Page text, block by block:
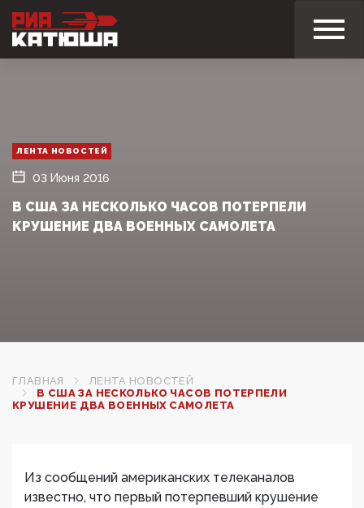
ЛЕНТА НОВОСТЕЙ
03 Июня 2016
В США ЗА НЕСКОЛЬКО ЧАСОВ ПОТЕРПЕЛИ
КРУШЕНИЕ ДВА ВОЕННЫХ САМОЛЕТА
ГЛАВНАЯ
ЛЕНТА НОВОСТЕЙ
В США ЗА НЕСКОЛЬКО ЧАСОВ ПОТЕРПЕЛИ
КРУШЕНИЕ ДВА ВОЕННЫХ САМОЛЕТА
Из сообщений американских телеканалов
известно, что первый потерпевший крушение